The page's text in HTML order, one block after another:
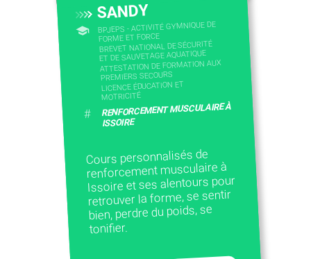
SANDY
BPJEPS - ACTIVITÉ GYMNIQUE DE
FORME ET FORCE
BREVET NATIONAL DE SÉCURITÉ
ET DE SAUVETAGE AQUATIQUE
ATTESTATION DE FORMATION AUX
PREMIERS SECOURS
LICENCE ÉDUCATION ET
MOTRICITÉ
# RENFORCEMENT MUSCULAIRE À
ISSOIRE
Cours personnalisés de
renforcement musculaire à
Issoire et ses alentours pour
retrouver la forme, se sentir
bien, perdre du poids, se
tonifier.